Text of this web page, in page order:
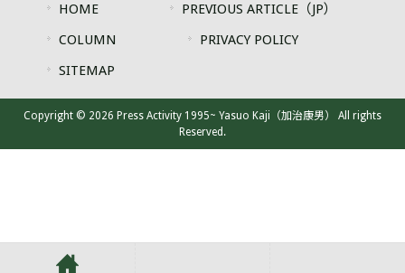
HOME
PREVIOUS ARTICLE（JP）
COLUMN
PRIVACY POLICY
SITEMAP
Copyright © 2026 Press Activity 1995~ Yasuo Kaji（加治康男） All rights
Reserved.